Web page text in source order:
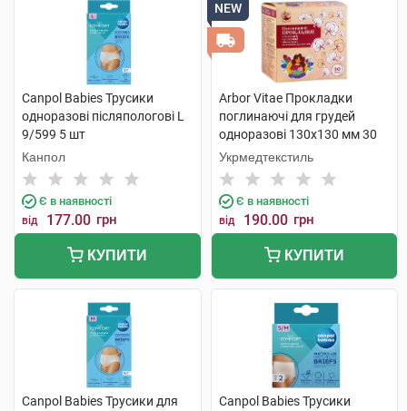
Canpol Babies Трусики
одноразові післяпологові L
9/599 5 шт
Канпол
Є в наявності
від 177.00 грн
КУПИТИ
NEW
Arbor Vitae Прокладки
поглинаючі для грудей
одноразові 130х130 мм 30
шт
Укрмедтекстиль
Є в наявності
від 190.00 грн
КУПИТИ
Canpol Babies Трусики для
Canpol Babies Трусики